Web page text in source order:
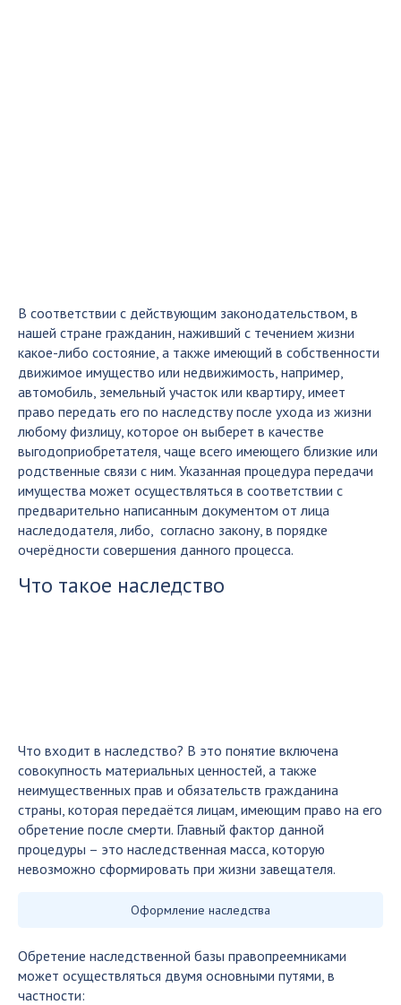
В соответствии с действующим законодательством, в
нашей стране гражданин, наживший с течением жизни
какое-либо состояние, а также имеющий в собственности
движимое имущество или недвижимость, например,
автомобиль, земельный участок или квартиру, имеет
право передать его по наследству после ухода из жизни
любому физлицу, которое он выберет в качестве
выгодоприобретателя, чаще всего имеющего близкие или
родственные связи с ним. Указанная процедура передачи
имущества может осуществляться в соответствии с
предварительно написанным документом от лица
наследодателя, либо, согласно закону, в порядке
очерёдности совершения данного процесса.
Что такое наследство
Что входит в наследство? В это понятие включена
совокупность материальных ценностей, а также
неимущественных прав и обязательств гражданина
страны, которая передаётся лицам, имеющим право на его
обретение после смерти. Главный фактор данной
процедуры – это наследственная масса, которую
невозможно сформировать при жизни завещателя.
Оформление наследства
Обретение наследственной базы правопреемниками
может осуществляться двумя основными путями, в
частности: